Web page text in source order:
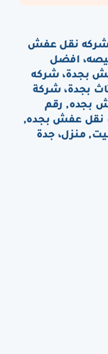
نقل عفش
افضل
بجدة، شركه
بجدة، شركة
بجده, رقم
نقل عفش بجده,
منزل، جدة